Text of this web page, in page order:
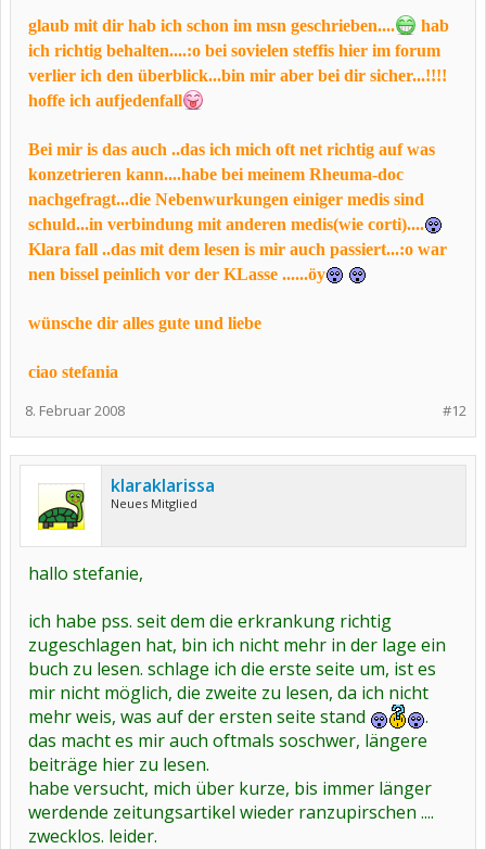
glaub mit dir hab ich schon im msn geschrieben....
hab
ich richtig behalten....:o bei sovielen steffis hier im forum
verlier ich den überblick...bin mir aber bei dir sicher...!!!!
hoffe ich aufjedenfall
Bei mir is das auch ..das ich mich oft net richtig auf was
konzetrieren kann....habe bei meinem Rheuma-doc
nachgefragt...die Nebenwurkungen einiger medis sind
schuld...in verbindung mit anderen medis(wie corti)....
Klara fall ..das mit dem lesen is mir auch passiert...:o war
nen bissel peinlich vor der KLasse ......öy
wünsche dir alles gute und liebe
ciao stefania
#12
8. Februar 2008
klaraklarissa
Neues Mitglied
hallo stefanie,
ich habe pss. seit dem die erkrankung richtig
zugeschlagen hat, bin ich nicht mehr in der lage ein
buch zu lesen. schlage ich die erste seite um, ist es
mir nicht möglich, die zweite zu lesen, da ich nicht
mehr weis, was auf der ersten seite stand
.
das macht es mir auch oftmals soschwer, längere
beiträge hier zu lesen.
habe versucht, mich über kurze, bis immer länger
werdende zeitungsartikel wieder ranzupirschen ....
zwecklos. leider.